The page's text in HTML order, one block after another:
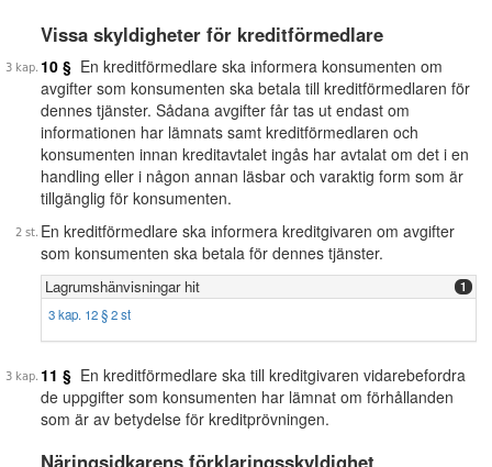
Vissa skyldigheter för kreditförmedlare
10 § En kreditförmedlare ska informera konsumenten om
avgifter som konsumenten ska betala till kreditförmedlaren för
dennes tjänster. Sådana avgifter får tas ut endast om
informationen har lämnats samt kreditförmedlaren och
konsumenten innan kreditavtalet ingås har avtalat om det i en
handling eller i någon annan läsbar och varaktig form som är
tillgänglig för konsumenten.
En kreditförmedlare ska informera kreditgivaren om avgifter
som konsumenten ska betala för dennes tjänster.
Lagrumshänvisningar hit 1
3 kap. 12 § 2 st
11 § En kreditförmedlare ska till kreditgivaren vidarebefordra
de uppgifter som konsumenten har lämnat om förhållanden
som är av betydelse för kreditprövningen.
Näringsidkarens förklaringsskyldighet